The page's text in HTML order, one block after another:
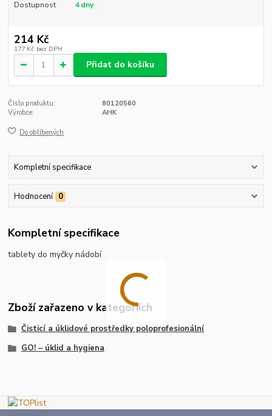
Dostupnost 4 dny
214 Kč
177 Kč bez DPH
Přidat do košíku
Číslo produktu:
80120560
Výrobce:
AHK
Do oblíbených
Kompletní specifikace
Hodnocení 0
Kompletní specifikace
tablety do myčky nádobí
Zboží zařazeno v kategoriích
Čisticí a úklidové prostředky poloprofesionální
GO! – úklid a hygiena